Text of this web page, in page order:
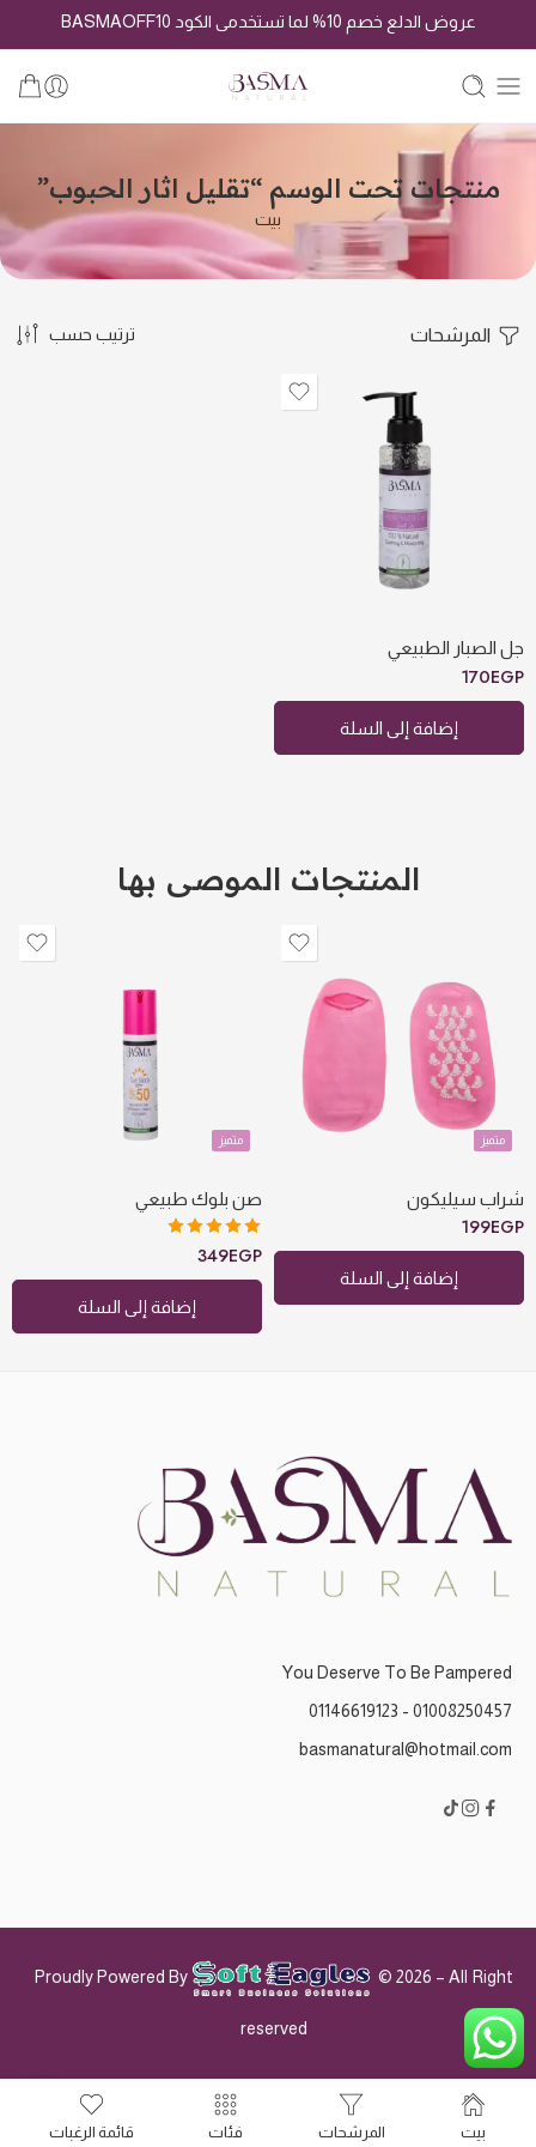
عروض الدلع خصم 10% لما تستخدمى الكود BASMAOFF10
منتجات تحت الوسم “تقليل اثار الحبوب”
بيت
المرشحات ترتيب حسب
جل الصبار الطبيعي
170EGP
إضافة إلى السلة
المنتجات الموصى بها
شراب سيليكون
متميز
199EGP
إضافة إلى السلة
صن بلوك طبيعي
متميز
تم التقييم
5.00من 5
349EGP
إضافة إلى السلة
You Deserve To Be Pampered
01008250457 - 01146619123
basmanatural@hotmail.com
Proudly Powered By © 2026 – All Right
reserved
بيت المرشحات فئات قائمة الرغبات